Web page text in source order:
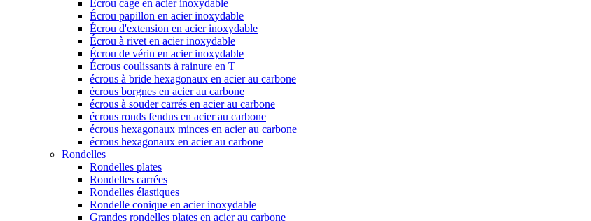
Écrou cage en acier inoxydable
Écrou papillon en acier inoxydable
Écrou d'extension en acier inoxydable
Écrou à rivet en acier inoxydable
Écrou de vérin en acier inoxydable
Écrous coulissants à rainure en T
écrous à bride hexagonaux en acier au carbone
écrous borgnes en acier au carbone
écrous à souder carrés en acier au carbone
écrous ronds fendus en acier au carbone
écrous hexagonaux minces en acier au carbone
écrous hexagonaux en acier au carbone
Rondelles
Rondelles plates
Rondelles carrées
Rondelles élastiques
Rondelle conique en acier inoxydable
Grandes rondelles plates en acier au carbone